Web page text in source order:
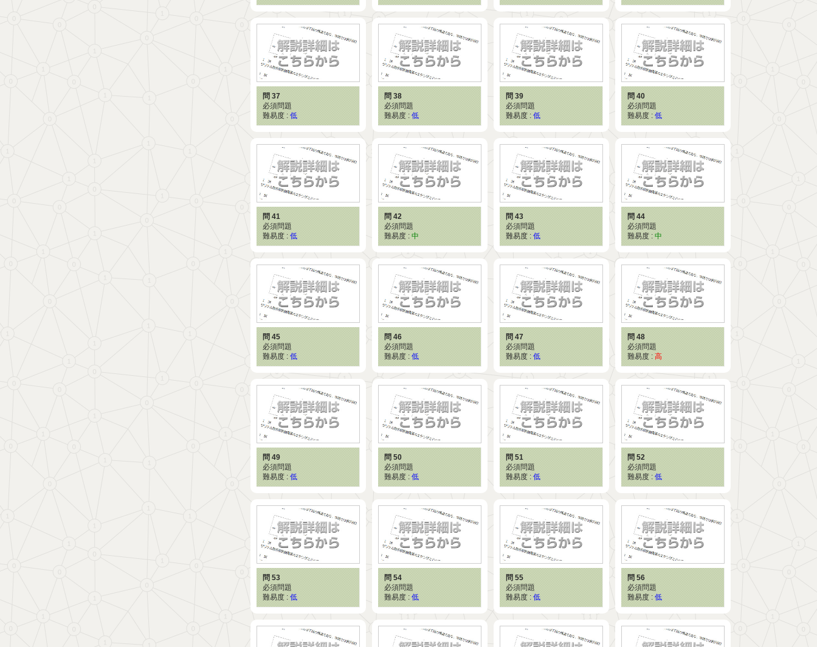
問 37
必須問題
難易度 : 低
問 38
必須問題
難易度 : 低
問 39
必須問題
難易度 : 低
問 40
必須問題
難易度 : 低
問 41
必須問題
難易度 : 低
問 42
必須問題
難易度 : 中
問 43
必須問題
難易度 : 低
問 44
必須問題
難易度 : 中
問 45
必須問題
難易度 : 低
問 46
必須問題
難易度 : 低
問 47
必須問題
難易度 : 低
問 48
必須問題
難易度 : 高
問 49
必須問題
難易度 : 低
問 50
必須問題
難易度 : 低
問 51
必須問題
難易度 : 低
問 52
必須問題
難易度 : 低
問 53
必須問題
難易度 : 低
問 54
必須問題
難易度 : 低
問 55
必須問題
難易度 : 低
問 56
必須問題
難易度 : 低